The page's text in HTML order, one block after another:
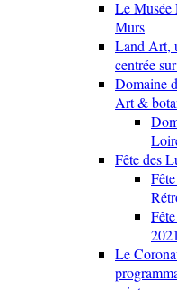
Le Musée
Murs
Land Art,
centrée
Domaine
Art &
Fête des
2021
Le